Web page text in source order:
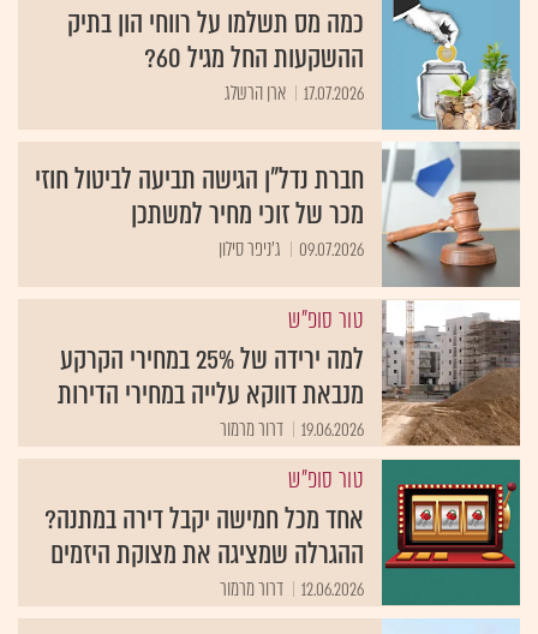
כמה מס תשלמו על רווחי הון בתיק
ההשקעות החל מגיל 60?
17.07.2026 ארן הרשלג
חברת נדל"ן הגישה תביעה לביטול חוזי
מכר של זוכי מחיר למשתכן
09.07.2026 ג'ניפר סילון
טור סופ"ש
למה ירידה של 25% במחירי הקרקע
מנבאת דווקא עלייה במחירי הדירות
19.06.2026 דרור מרמור
טור סופ"ש
אחד מכל חמישה יקבל דירה במתנה?
ההגרלה שמציגה את מצוקת היזמים
12.06.2026 דרור מרמור